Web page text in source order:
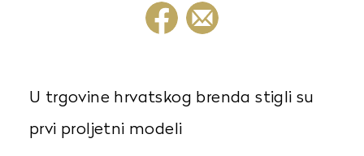
U trgovine hrvatskog brenda stigli su
prvi proljetni modeli